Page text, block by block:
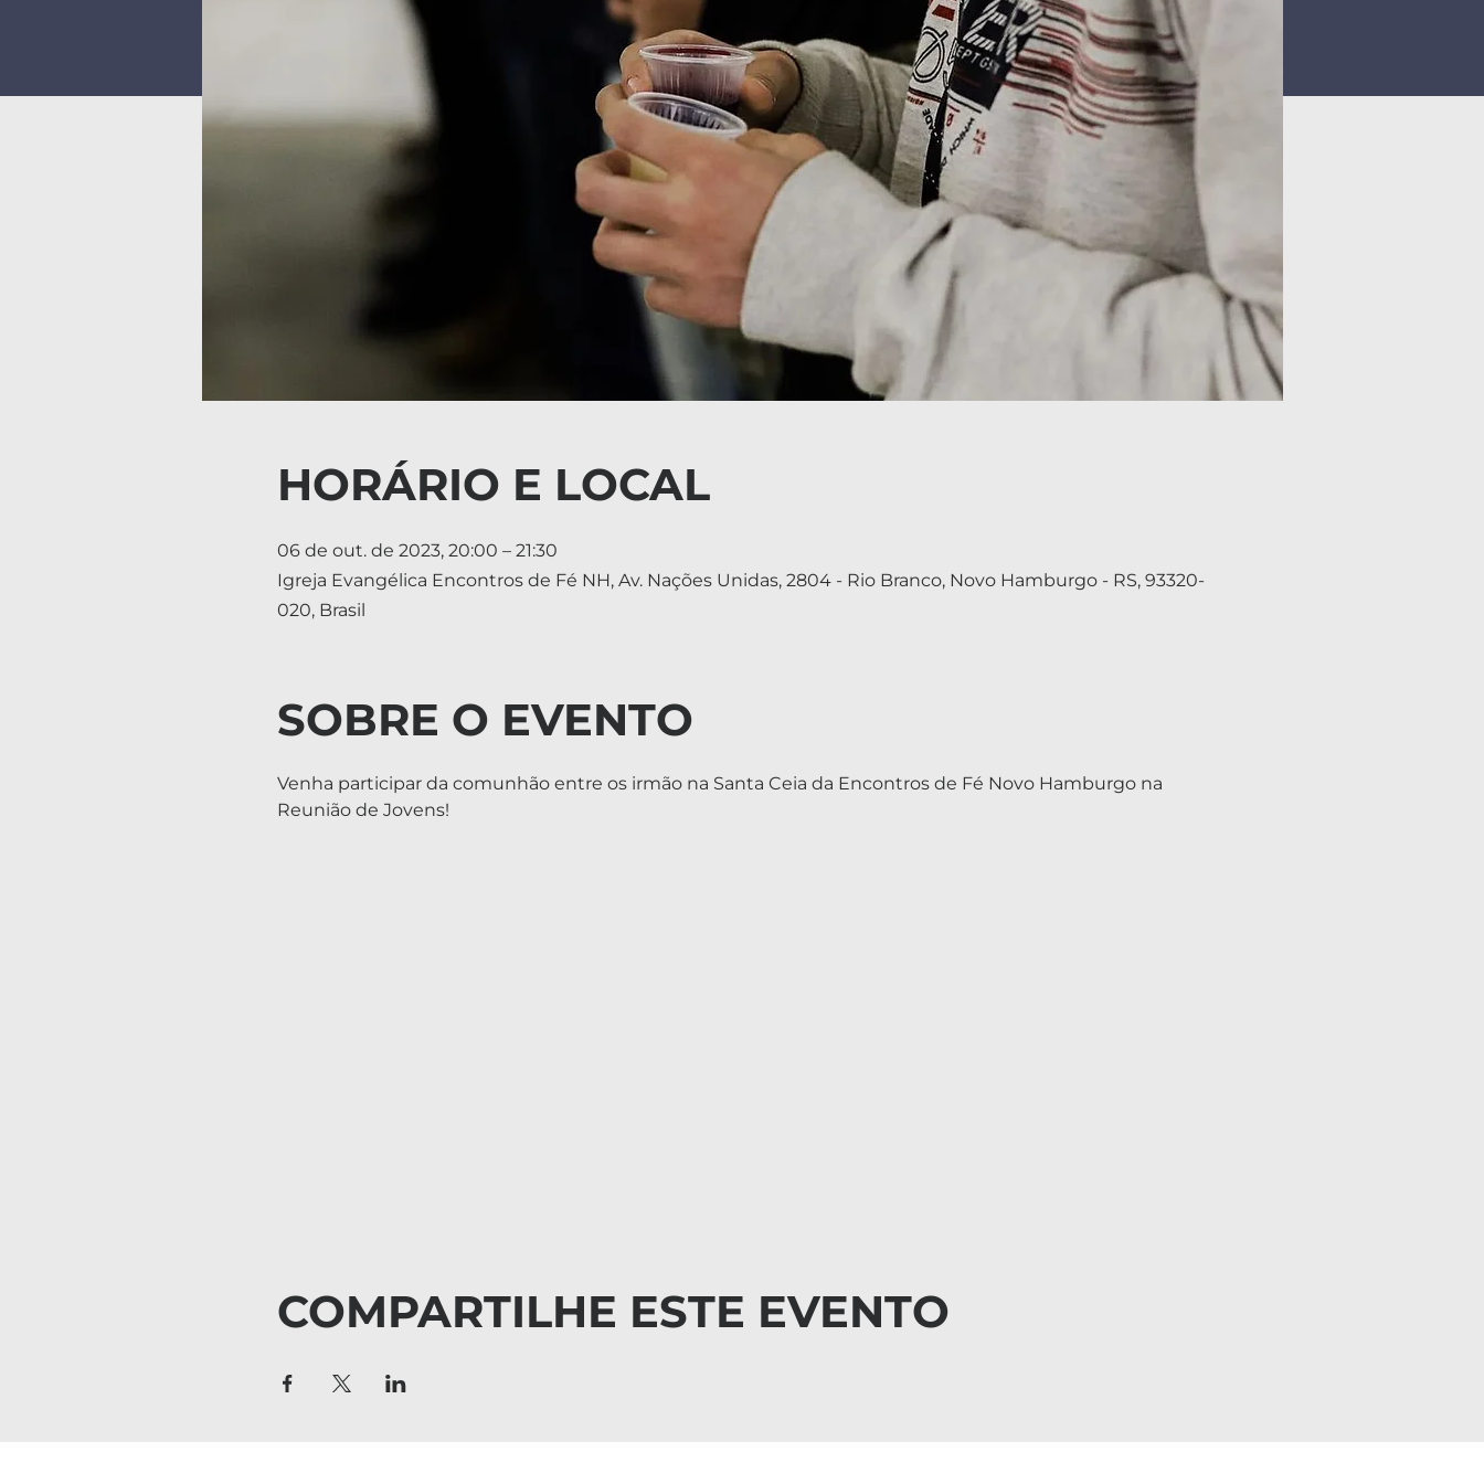
HORÁRIO E LOCAL
06 de out. de 2023, 20:00 – 21:30
Igreja Evangélica Encontros de Fé NH, Av. Nações Unidas, 2804 - Rio Branco, Novo Hamburgo - RS, 93320-
020, Brasil
SOBRE O EVENTO
Venha participar da comunhão entre os irmão na Santa Ceia da Encontros de Fé Novo Hamburgo na
Reunião de Jovens!
COMPARTILHE ESTE EVENTO